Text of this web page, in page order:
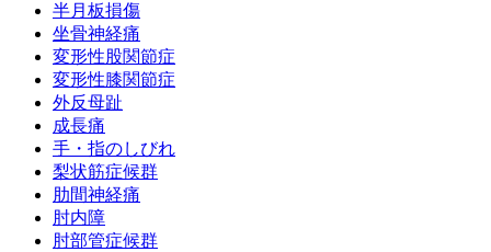
半月板損傷
坐骨神経痛
変形性股関節症
変形性膝関節症
外反母趾
成長痛
手・指のしびれ
梨状筋症候群
肋間神経痛
肘内障
肘部管症候群